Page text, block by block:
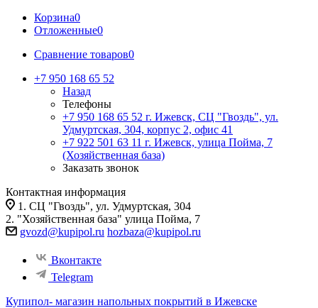
Корзина0
Отложенные0
Сравнение товаров0
+7 950 168 65 52
Назад
Телефоны
+7 950 168 65 52 г. Ижевск, СЦ "Гвоздь", ул.
Удмуртская, 304, корпус 2, офис 41
+7 922 501 63 11 г. Ижевск, улица Пойма, 7
(Хозяйственная база)
Заказать звонок
Контактная информация
1. СЦ "Гвоздь", ул. Удмуртская, 304
2. "Хозяйственная база" улица Пойма, 7
gvozd@kupipol.ru hozbaza@kupipol.ru
Вконтакте
Telegram
Купипол- магазин напольных покрытий в Ижевске